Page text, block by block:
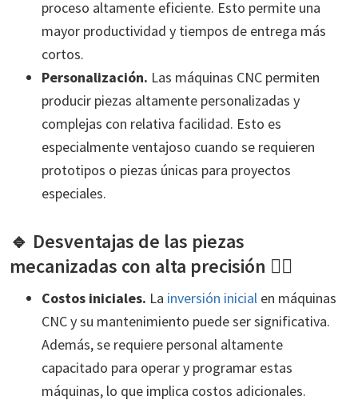
proceso altamente eficiente. Esto permite una
mayor productividad y tiempos de entrega más
cortos.
Personalización. Las máquinas CNC permiten
producir piezas altamente personalizadas y
complejas con relativa facilidad. Esto es
especialmente ventajoso cuando se requieren
prototipos o piezas únicas para proyectos
especiales.
🔹 Desventajas de las piezas
mecanizadas con alta precisión 👎🏻
Costos iniciales. La inversión inicial en máquinas
CNC y su mantenimiento puede ser significativa.
Además, se requiere personal altamente
capacitado para operar y programar estas
máquinas, lo que implica costos adicionales.